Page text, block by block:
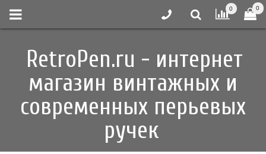
0 0
RetroPen.ru - интернет
магазин винтажных и
современных перьевых
ручек